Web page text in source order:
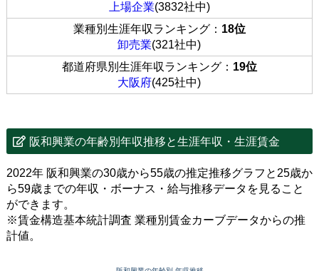
上場企業(3832社中)
業種別生涯年収ランキング： 18位
卸売業(321社中)
都道府県別生涯年収ランキング： 19位
大阪府(425社中)
阪和興業の年齢別年収推移と生涯年収・生涯賃金
2022年 阪和興業の30歳から55歳の推定推移グラフと25歳か
ら59歳までの年収・ボーナス・給与推移データを見ること
ができます。
※賃金構造基本統計調査 業種別賃金カーブデータからの推
計値。